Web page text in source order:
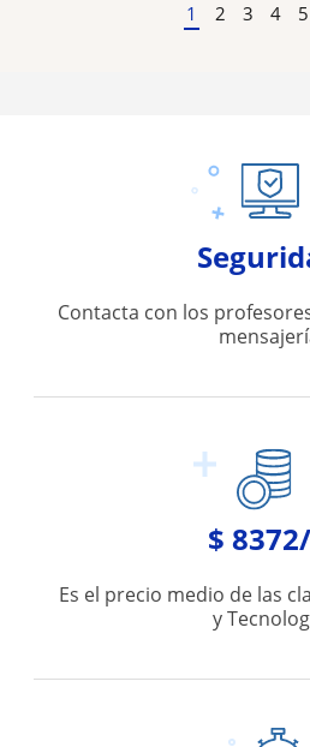
1 2 3 4 5
Contacta con los
$
Es el precio medio de las
y